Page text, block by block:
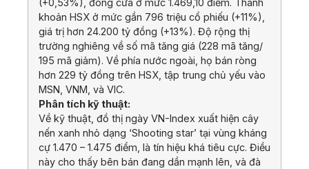
(+0,53%), đóng cửa ở mức 1.469,10 điểm. Thanh
khoản HSX ở mức gần 796 triệu cổ phiếu (+11%),
giá trị hơn 24.200 tỷ đồng (+13%). Độ rộng thị
trường nghiêng về số mã tăng giá (228 mã tăng/
195 mã giảm). Về phía nước ngoài, họ bán ròng
hơn 229 tỷ đồng trên HSX, tập trung chủ yếu vào
MSN, VNM, và VIC.
Phân tích kỹ thuật:
Về kỹ thuật, đồ thị ngày VN-Index xuất hiện cây
nến xanh nhỏ dạng ‘Shooting star’ tại vùng kháng
cự 1.470 – 1.475 điểm, là tín hiệu khá tiêu cực. Điều
này cho thấy bên bán đang dần mạnh lên, và đà